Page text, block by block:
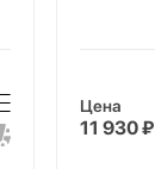
Цена
11 930 ₽